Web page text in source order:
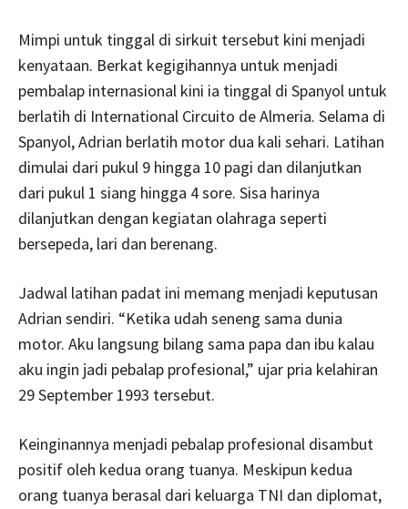
Mimpi untuk tinggal di sirkuit tersebut kini menjadi
kenyataan. Berkat kegigihannya untuk menjadi
pembalap internasional kini ia tinggal di Spanyol untuk
berlatih di International Circuito de Almeria. Selama di
Spanyol, Adrian berlatih motor dua kali sehari. Latihan
dimulai dari pukul 9 hingga 10 pagi dan dilanjutkan
dari pukul 1 siang hingga 4 sore. Sisa harinya
dilanjutkan dengan kegiatan olahraga seperti
bersepeda, lari dan berenang.
Jadwal latihan padat ini memang menjadi keputusan
Adrian sendiri. “Ketika udah seneng sama dunia
motor. Aku langsung bilang sama papa dan ibu kalau
aku ingin jadi pebalap profesional,” ujar pria kelahiran
29 September 1993 tersebut.
Keinginannya menjadi pebalap profesional disambut
positif oleh kedua orang tuanya. Meskipun kedua
orang tuanya berasal dari keluarga TNI dan diplomat,